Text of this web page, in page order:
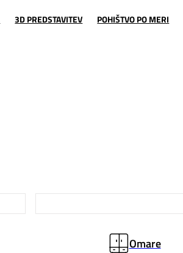
3D PREDSTAVITEV POHIŠTVO PO MERI
Omare